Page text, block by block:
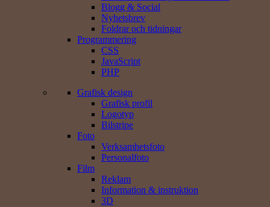
Blogg & Social
Nyhetsbrev
Foldrar och tidningar
Programmering
CSS
JavaScript
PHP
Grafisk design
Grafisk profil
Logotyp
Bilstripe
Foto
Verksamhets­foto
Personal­foto
Film
Reklam
Information & instruktion
3D